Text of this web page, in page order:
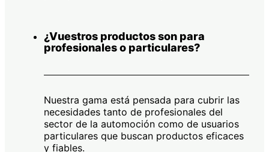
¿Vuestros productos son para
profesionales o particulares?
Nuestra gama está pensada para cubrir las
necesidades tanto de profesionales del
sector de la automoción como de usuarios
particulares que buscan productos eficaces
y fiables.